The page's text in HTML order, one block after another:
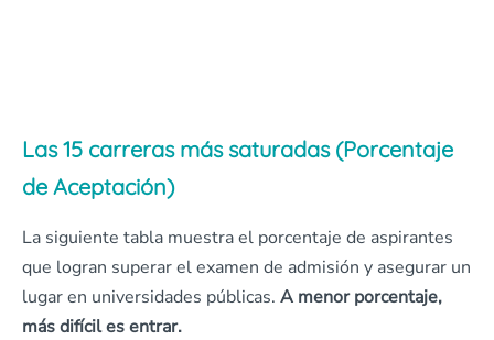
Las 15 carreras más saturadas (Porcentaje
de Aceptación)
La siguiente tabla muestra el porcentaje de aspirantes
que logran superar el examen de admisión y asegurar un
lugar en universidades públicas. A menor porcentaje,
más difícil es entrar.